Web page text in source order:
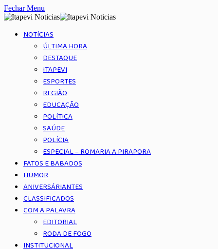
Fechar Menu
NOTÍCIAS
ÚLTIMA HORA
DESTAQUE
ITAPEVI
ESPORTES
REGIÃO
EDUCAÇÃO
POLÍTICA
SAÚDE
POLÍCIA
ESPECIAL – ROMARIA A PIRAPORA
FATOS E BABADOS
HUMOR
ANIVERSÁRIANTES
CLASSIFICADOS
COM A PALAVRA
EDITORIAL
RODA DE FOGO
INSTITUCIONAL